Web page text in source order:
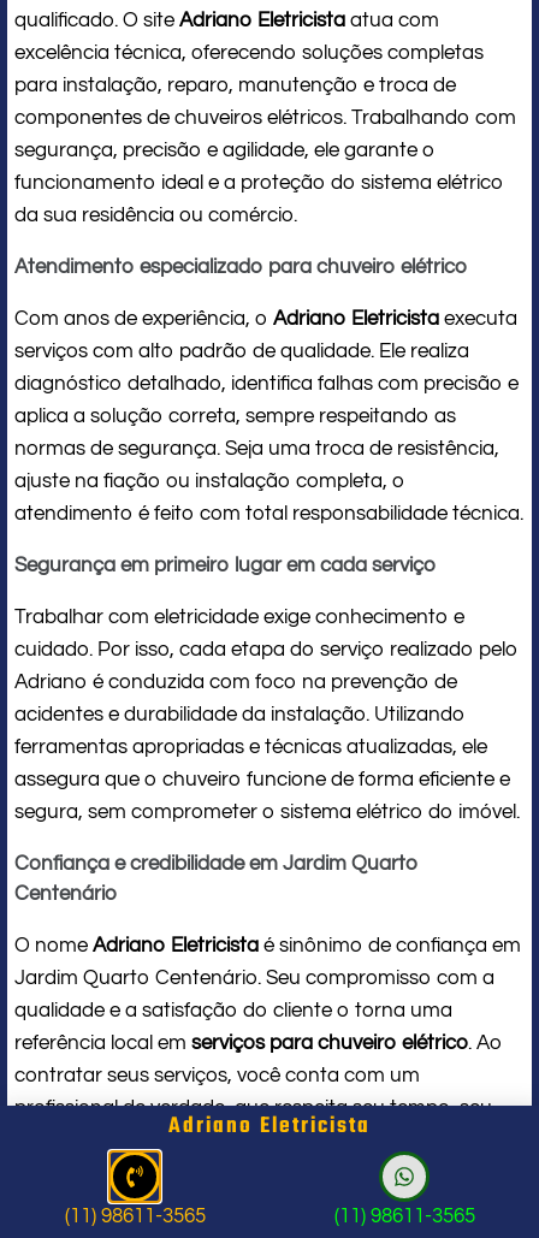
qualificado. O site Adriano Eletricista atua com
excelência técnica, oferecendo soluções completas
para instalação, reparo, manutenção e troca de
componentes de chuveiros elétricos. Trabalhando com
segurança, precisão e agilidade, ele garante o
funcionamento ideal e a proteção do sistema elétrico
da sua residência ou comércio.
Atendimento especializado para chuveiro elétrico
Com anos de experiência, o Adriano Eletricista executa
serviços com alto padrão de qualidade. Ele realiza
diagnóstico detalhado, identifica falhas com precisão e
aplica a solução correta, sempre respeitando as
normas de segurança. Seja uma troca de resistência,
ajuste na fiação ou instalação completa, o
atendimento é feito com total responsabilidade técnica.
Segurança em primeiro lugar em cada serviço
Trabalhar com eletricidade exige conhecimento e
cuidado. Por isso, cada etapa do serviço realizado pelo
Adriano é conduzida com foco na prevenção de
acidentes e durabilidade da instalação. Utilizando
ferramentas apropriadas e técnicas atualizadas, ele
assegura que o chuveiro funcione de forma eficiente e
segura, sem comprometer o sistema elétrico do imóvel.
Confiança e credibilidade em Jardim Quarto
Centenário
O nome Adriano Eletricista é sinônimo de confiança em
Jardim Quarto Centenário. Seu compromisso com a
qualidade e a satisfação do cliente o torna uma
referência local em serviços para chuveiro elétrico. Ao
contratar seus serviços, você conta com um
profissional de verdade, que respeita seu tempo, seu
Adriano Eletricista
(11) 98611-3565 (11) 98611-3565